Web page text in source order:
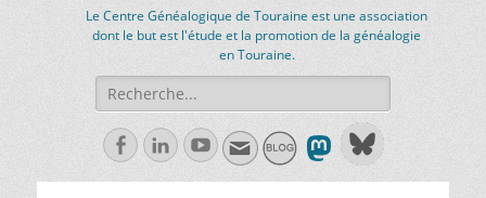
Le Centre Généalogique de Touraine est une association
dont le but est l'étude et la promotion de la généalogie
en Touraine.
Recherche
de:
FacebookLinkedln
Youtube